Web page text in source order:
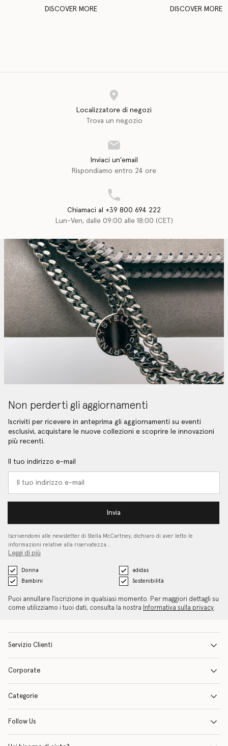
DISCOVER MORE DISCOVER MORE
Localizzatore di negozi
Trova un negozio
Inviaci un'email
Rispondiamo entro 24 ore
Chiamaci al +39 800 694 222
Lun-Ven, dalle 09:00 alle 18:00 (CET)
Non perderti gli aggiornamenti
Iscriviti per ricevere in anteprima gli aggiornamenti su eventi
esclusivi, acquistare le nuove collezioni e scoprire le innovazioni
più recenti.
Il tuo indirizzo e-mail
Invia
Iscrivendomi alle newsletter di Stella McCartney, dichiaro di aver letto le
informazioni relative alla riservatezza…
Leggi di più
Donna
adidas
Bambini
Sostenibilità
Puoi annullare l'iscrizione in qualsiasi momento. Per maggiori dettagli su
come utilizziamo i tuoi dati, consulta la nostra
Informativa sulla privacy.
Servizio Clienti
Corporate
Categorie
Follow Us